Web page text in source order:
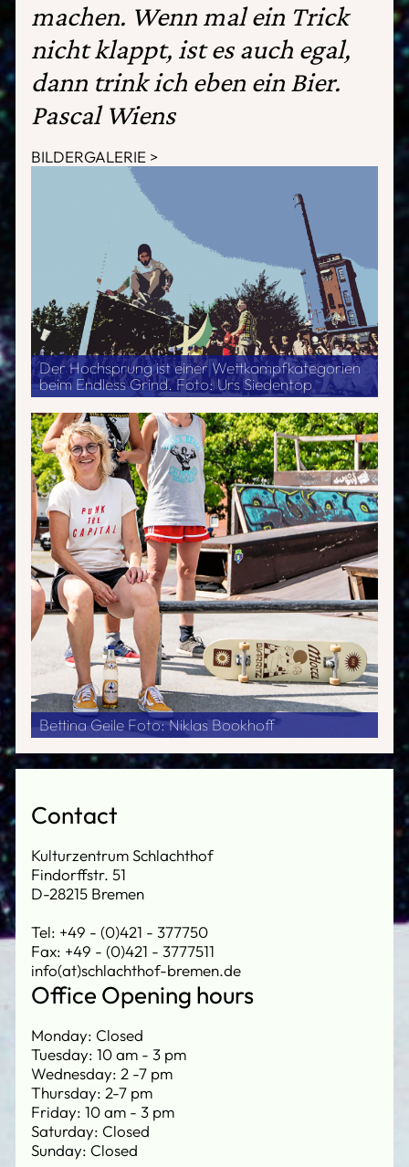
machen. Wenn mal ein Trick
nicht klappt, ist es auch egal,
dann trink ich eben ein Bier.
Pascal Wiens
BILDERGALERIE
Der Hochsprung ist einer Wettkampfkategorien
beim Endless Grind. Foto: Urs Siedentop
Bettina Geile Foto: Niklas Bookhoff
Contact
Kulturzentrum Schlachthof
Findorffstr. 51
D-28215 Bremen
Tel: +49 - (0)421 - 377750
Fax: +49 - (0)421 - 3777511
info(at)schlachthof-bremen.de
Office Opening hours
Monday: Closed
Tuesday: 10 am - 3 pm
Wednesday: 2 -7 pm
Thursday: 2-7 pm
Friday: 10 am - 3 pm
Saturday: Closed
Sunday: Closed